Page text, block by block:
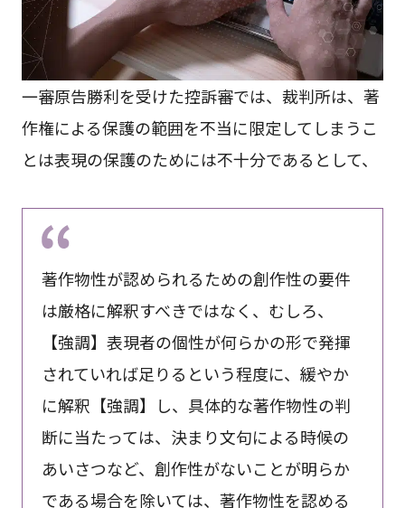
一審原告勝利を受けた控訴審では、裁判所は、著
作権による保護の範囲を不当に限定してしまうこ
とは表現の保護のためには不十分であるとして、
著作物性が認められるための創作性の要件
は厳格に解釈すべきではなく、むしろ、
【強調】表現者の個性が何らかの形で発揮
されていれば足りるという程度に、緩やか
に解釈【強調】し、具体的な著作物性の判
断に当たっては、決まり文句による時候の
あいさつなど、創作性がないことが明らか
である場合を除いては、著作物性を認める